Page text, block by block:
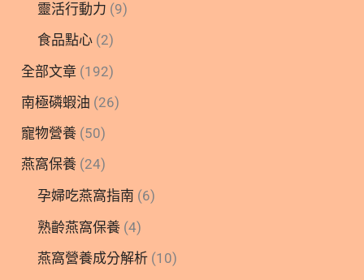
靈活行動力 (9)
食品點心 (2)
全部文章 (192)
南極磷蝦油 (26)
寵物營養 (50)
燕窩保養 (24)
孕婦吃燕窩指南 (6)
熟齡燕窩保養 (4)
燕窩營養成分解析 (10)